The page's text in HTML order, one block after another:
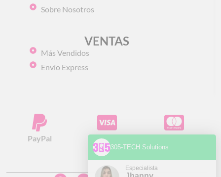
Sobre Nosotros
VENTAS
Más Vendidos
Envío Express
PayPal Visa
305-TECH Solutions
Especialista